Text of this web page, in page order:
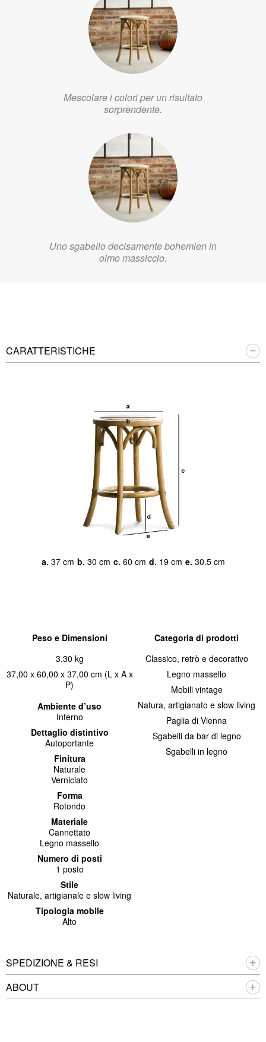
Mescolare i colori per un risultato
sorprendente.
Uno sgabello decisamente bohemien in
olmo massiccio.
CARATTERISTICHE
a. 37 cm b. 30 cm c. 60 cm d. 19 cm e. 30.5 cm
Peso e Dimensioni
3,30 kg
37,00 x 60,00 x 37,00 cm (L x A x
P)
Ambiente d’uso
Interno
Dettaglio distintivo
Autoportante
Finitura
Naturale
Verniciato
Forma
Rotondo
Materiale
Cannettato
Legno massello
Numero di posti
1 posto
Stile
Naturale, artigianale e slow living
Tipologia mobile
Alto
Categoria di prodotti
Classico, retrò e decorativo
Legno massello
Mobili vintage
Natura, artigianato e slow living
Paglia di Vienna
Sgabelli da bar di legno
Sgabelli in legno
SPEDIZIONE & RESI
ABOUT